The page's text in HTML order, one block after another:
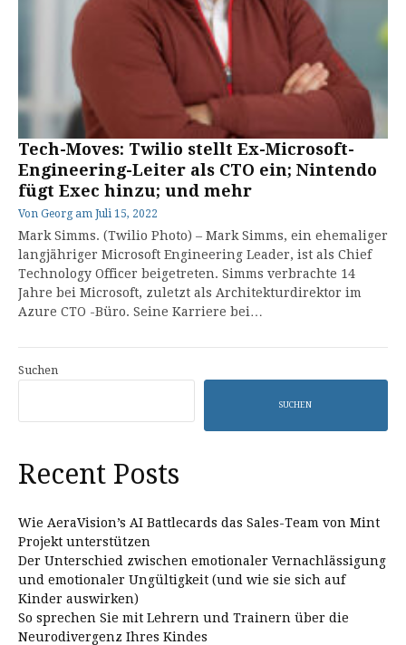
Tech-Moves: Twilio stellt Ex-Microsoft-
Engineering-Leiter als CTO ein; Nintendo
fügt Exec hinzu; und mehr
Von Georg am Juli 15, 2022
Mark Simms. (Twilio Photo) – Mark Simms, ein ehemaliger
langjähriger Microsoft Engineering Leader, ist als Chief
Technology Officer beigetreten. Simms verbrachte 14
Jahre bei Microsoft, zuletzt als Architekturdirektor im
Azure CTO -Büro. Seine Karriere bei…
Suchen
SUCHEN
Recent Posts
Wie AeraVision’s AI Battlecards das Sales-Team von Mint
Projekt unterstützen
Der Unterschied zwischen emotionaler Vernachlässigung
und emotionaler Ungültigkeit (und wie sie sich auf
Kinder auswirken)
So sprechen Sie mit Lehrern und Trainern über die
Neurodivergenz Ihres Kindes